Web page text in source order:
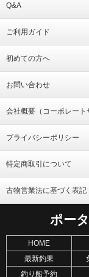
Q&A
ご利用ガイド
初めての方へ
お問い合わせ
会社概要（コーポレート
プライバシーポリシー
特定商取引について
古物営業法に基づく表記
ポー
HOME
最新釣果
釣り船予約